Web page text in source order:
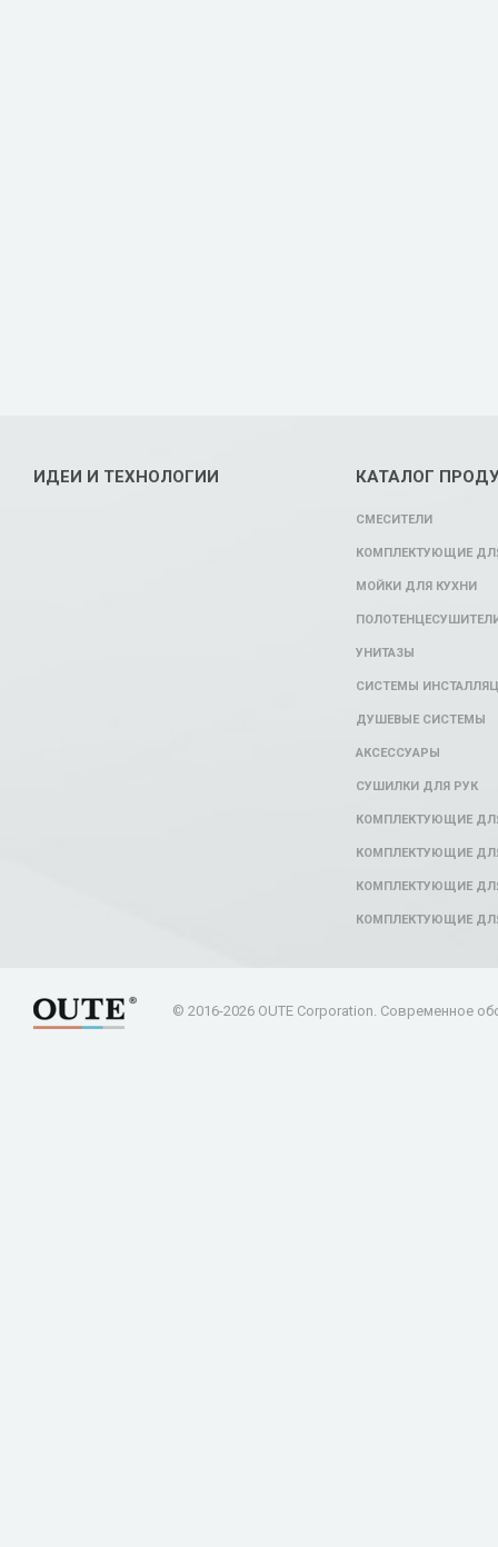
ИДЕИ И ТЕХНОЛОГИИ КАТАЛОГ
СМЕСИТЕЛИ
КОМПЛЕКТУЮЩИЕ
МОЙКИ ДЛЯ КУХНИ
УНИТАЗЫ
СИСТЕМЫ
ДУШЕВЫЕ СИСТЕМЫ
АКСЕССУАРЫ
СУШИЛКИ ДЛЯ РУК
КОМПЛЕКТУЮЩИЕ
КОМПЛЕКТУЮЩИЕ
КОМПЛЕКТУЮЩИЕ
КОМПЛЕКТУЮЩИЕ
© 2016-2026 OUTE Corporation. Современное